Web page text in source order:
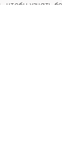
чтобы узнать